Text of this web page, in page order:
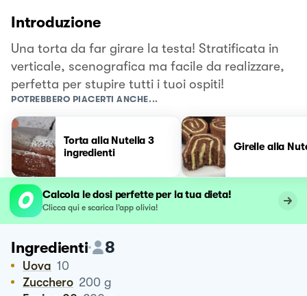
Introduzione
Una torta da far girare la testa! Stratificata in
verticale, scenografica ma facile da realizzare,
perfetta per stupire tutti i tuoi ospiti!
POTREBBERO PIACERTI ANCHE...
Torta alla Nutella 3
ingredienti
Girelle alla
Calcola le dosi perfette per la tua dieta!
Clicca qui e scarica l’app olivia!
Ingredienti 8
Uova 10
Zucchero 200 g